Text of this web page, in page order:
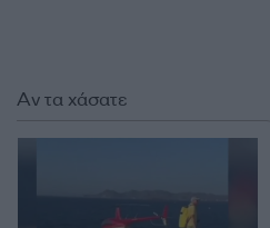
Αν τα χάσατε